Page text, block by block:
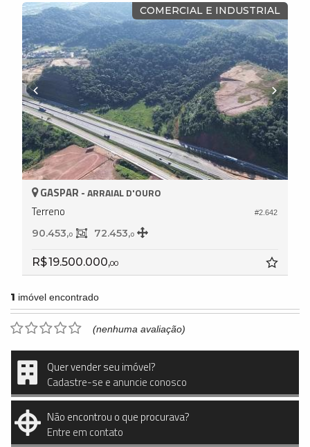
COMERCIAL E INDUSTRIAL
#2.642
GASPAR -ARRAIAL D'OURO
Terreno
90.453,0 72.453,0
R$ 19.500.000,00
1 imóvel encontrado
(nenhuma avaliação)
Quer vender seu imóvel?
Cadastre-se e anuncie conosco
Não encontrou o que procurava?
Entre em contato